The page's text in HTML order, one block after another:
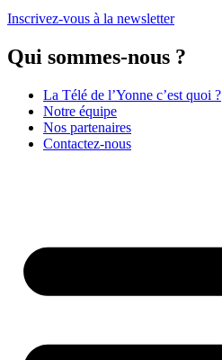
Inscrivez-vous à la newsletter
Qui sommes-nous ?
La Télé de l’Yonne c’est quoi ?
Notre équipe
Nos partenaires
Contactez-nous